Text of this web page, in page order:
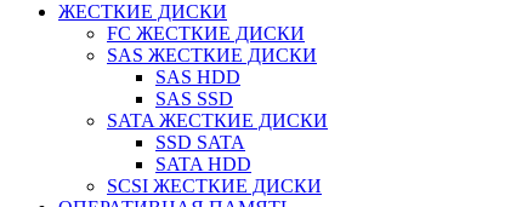
ЖЕСТКИЕ ДИСКИ
FC ЖЕСТКИЕ ДИСКИ
SAS ЖЕСТКИЕ ДИСКИ
SAS HDD
SAS SSD
SATA ЖЕСТКИЕ ДИСКИ
SSD SATA
SATA HDD
SCSI ЖЕСТКИЕ ДИСКИ